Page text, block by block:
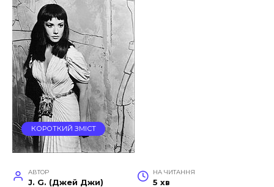
КОРОТКИЙ ЗМІСТ
АВТОР
J. G. (Джей Джи)
НА ЧИТАННЯ
5 хв